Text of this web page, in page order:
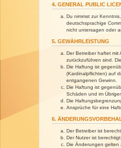
4. GENERAL PUBLIC
Du nimmst zur
deutschsprachige
nicht untersagen oder
5. GEWÄHRLEISTUNG
Der Betreiber haftet mit
zurückzuführen sind.
Die Haftung ist
(Kardinalpflichten) auf
entgangenen Gewinn.
Die Haftung ist
Schäden und im
Die
Ansprüche für eine
6.
Der Betreiber ist
Der Nutzer ist
Die Änderungen gelten